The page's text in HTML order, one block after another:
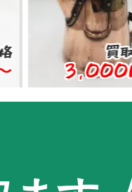
買取価格
3,000円〜